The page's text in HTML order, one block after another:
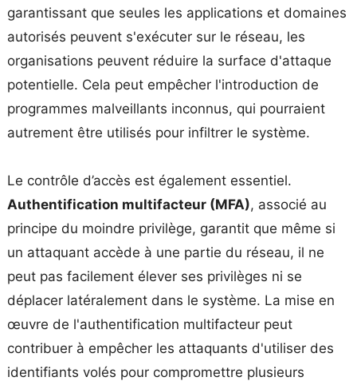
garantissant que seules les applications et domaines
autorisés peuvent s'exécuter sur le réseau, les
organisations peuvent réduire la surface d'attaque
potentielle. Cela peut empêcher l'introduction de
programmes malveillants inconnus, qui pourraient
autrement être utilisés pour infiltrer le système.
Le contrôle d’accès est également essentiel.
Authentification multifacteur (MFA), associé au
principe du moindre privilège, garantit que même si
un attaquant accède à une partie du réseau, il ne
peut pas facilement élever ses privilèges ni se
déplacer latéralement dans le système. La mise en
œuvre de l'authentification multifacteur peut
contribuer à empêcher les attaquants d'utiliser des
identifiants volés pour compromettre plusieurs